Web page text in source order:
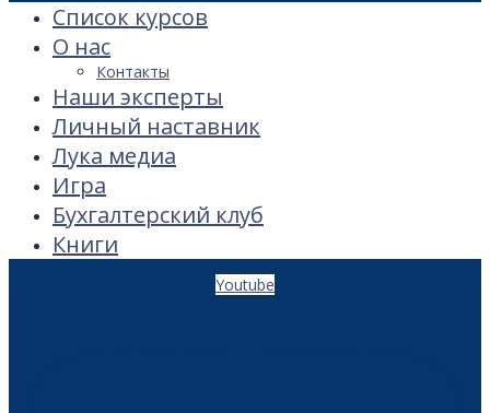
Список курсов
О нас
Контакты
Наши эксперты
Личный наставник
Лука медиа
Игра
Бухгалтерский клуб
Книги
Youtube